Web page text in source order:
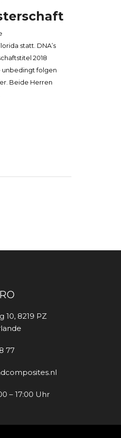
statt. DNA’s
2018
unbedingt folgen
Beide Herren
8219 PZ
77
– 17:00 Uhr